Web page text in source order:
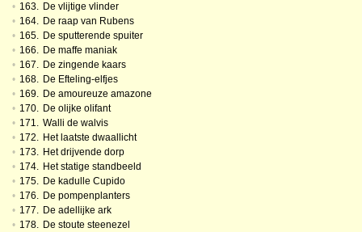
• 163. De vlijtige vlinder
• 164. De raap van Rubens
• 165. De sputterende spuiter
• 166. De maffe maniak
• 167. De zingende kaars
• 168. De Efteling-elfjes
• 169. De amoureuze amazone
• 170. De olijke olifant
• 171. Walli de walvis
• 172. Het laatste dwaallicht
• 173. Het drijvende dorp
• 174. Het statige standbeeld
• 175. De kadulle Cupido
• 176. De pompenplanters
• 177. De adellijke ark
• 178. De stoute steenezel